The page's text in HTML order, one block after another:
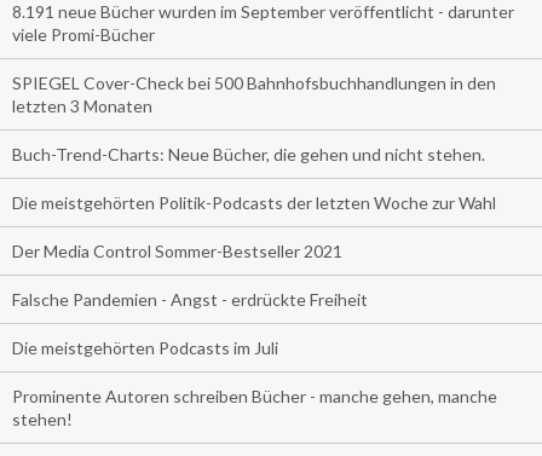
8.191 neue Bücher wurden im September veröffentlicht - darunter
viele Promi-Bücher
SPIEGEL Cover-Check bei 500 Bahnhofsbuchhandlungen in den
letzten 3 Monaten
Buch-Trend-Charts: Neue Bücher, die gehen und nicht stehen.
Die meistgehörten Politik-Podcasts der letzten Woche zur Wahl
Der Media Control Sommer-Bestseller 2021
Falsche Pandemien - Angst - erdrückte Freiheit
Die meistgehörten Podcasts im Juli
Prominente Autoren schreiben Bücher - manche gehen, manche
stehen!